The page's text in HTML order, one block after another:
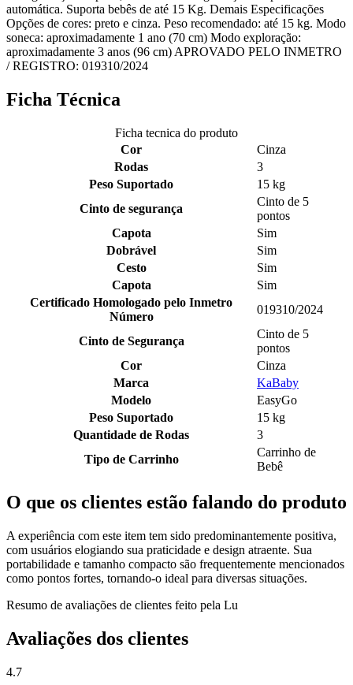
automática. Suporta bebês de até 15 Kg. Demais Especificações
Opções de cores: preto e cinza. Peso recomendado: até 15 kg. Modo
soneca: aproximadamente 1 ano (70 cm) Modo exploração:
aproximadamente 3 anos (96 cm) APROVADO PELO INMETRO
/ REGISTRO: 019310/2024
Ficha Técnica
Ficha tecnica do produto
Cor
Cinza
Rodas
3
Peso Suportado
15 kg
Cinto de segurança
Cinto de 5
pontos
Capota
Sim
Dobrável
Sim
Cesto
Sim
Capota
Sim
Certificado Homologado pelo Inmetro
Número
019310/2024
Cinto de Segurança
Cinto de 5
pontos
Cor
Cinza
Marca
KaBaby
Modelo
EasyGo
Peso Suportado
15 kg
Quantidade de Rodas
3
Tipo de Carrinho
Carrinho de
Bebê
O que os clientes estão falando do produto
A experiência com este item tem sido predominantemente positiva,
com usuários elogiando sua praticidade e design atraente. Sua
portabilidade e tamanho compacto são frequentemente mencionados
como pontos fortes, tornando-o ideal para diversas situações.
Resumo de avaliações de clientes feito pela Lu
Avaliações dos clientes
4.7